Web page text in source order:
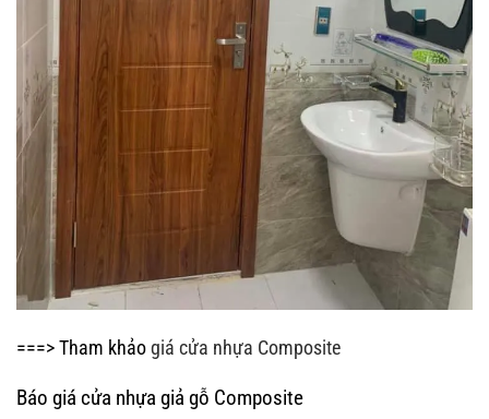
===> Tham khảo giá cửa nhựa Composite
Báo giá cửa nhựa giả gỗ Composite